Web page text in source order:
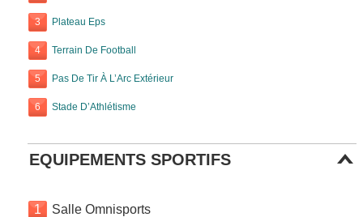
3 Plateau Eps
4 Terrain De Football
5 Pas De Tir À L’Arc Extérieur
6 Stade D’Athlétisme
EQUIPEMENTS SPORTIFS
1 Salle Omnisports